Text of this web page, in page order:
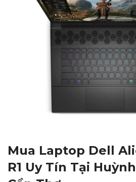
Mua Laptop Dell
R1 Uy Tín Tại